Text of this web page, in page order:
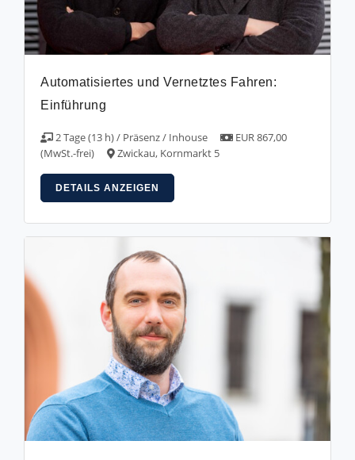
Automatisiertes und Vernetztes Fahren:
Einführung
2 Tage (13 h) / Präsenz / Inhouse
EUR 867,00
(MwSt.-frei)
Zwickau, Kornmarkt 5
DETAILS ANZEIGEN